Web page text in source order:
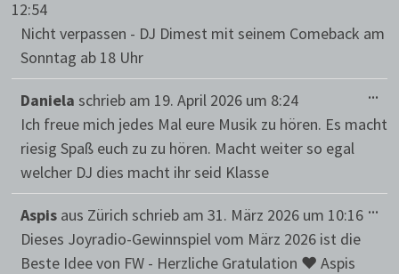
12:54
Nicht verpassen - DJ Dimest mit seinem Comeback am
Sonntag ab 18 Uhr
Daniela schrieb am 19. April 2026 um 8:24
Ich freue mich jedes Mal eure Musik zu hören. Es macht
riesig Spaß euch zu zu hören. Macht weiter so egal
welcher DJ dies macht ihr seid Klasse
...
Aspis aus Zürich schrieb am 31. März 2026 um 10:16
Dieses Joyradio-Gewinnspiel vom März 2026 ist die
Beste Idee von FW - Herzliche Gratulation ♥ Aspis
...